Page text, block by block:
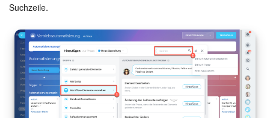
Elektronische Unterschrift
Bestandsverwaltung
Contact Center
Suchzeile.